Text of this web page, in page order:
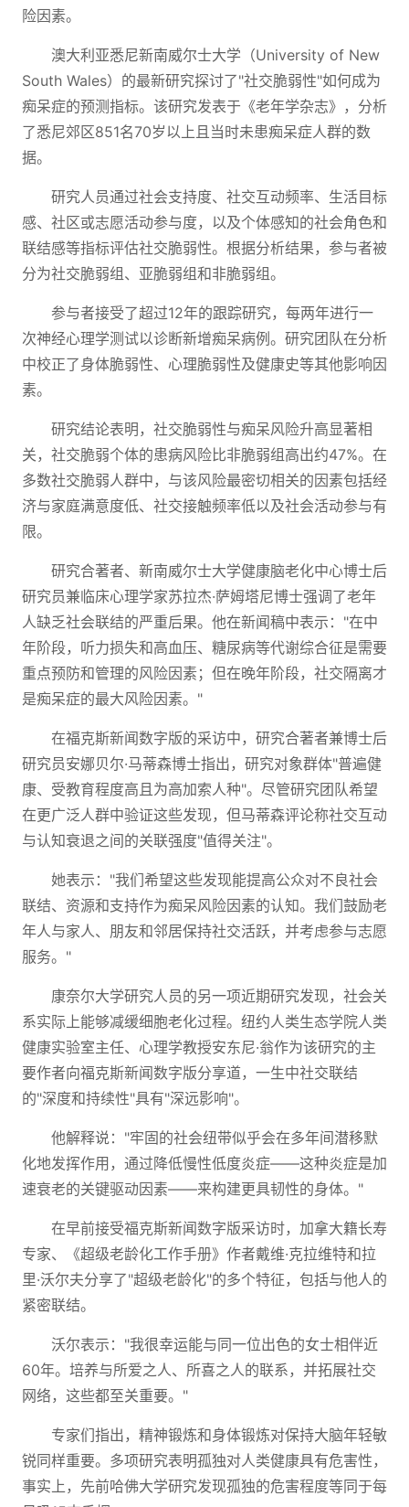
险因素。
澳大利亚悉尼新南威尔士大学（University of New
South Wales）的最新研究探讨了"社交脆弱性"如何成为
痴呆症的预测指标。该研究发表于《老年学杂志》，分析
了悉尼郊区851名70岁以上且当时未患痴呆症人群的数
据。
研究人员通过社会支持度、社交互动频率、生活目标
感、社区或志愿活动参与度，以及个体感知的社会角色和
联结感等指标评估社交脆弱性。根据分析结果，参与者被
分为社交脆弱组、亚脆弱组和非脆弱组。
参与者接受了超过12年的跟踪研究，每两年进行一
次神经心理学测试以诊断新增痴呆病例。研究团队在分析
中校正了身体脆弱性、心理脆弱性及健康史等其他影响因
素。
研究结论表明，社交脆弱性与痴呆风险升高显著相
关，社交脆弱个体的患病风险比非脆弱组高出约47%。在
多数社交脆弱人群中，与该风险最密切相关的因素包括经
济与家庭满意度低、社交接触频率低以及社会活动参与有
限。
研究合著者、新南威尔士大学健康脑老化中心博士后
研究员兼临床心理学家苏拉杰·萨姆塔尼博士强调了老年
人缺乏社会联结的严重后果。他在新闻稿中表示："在中
年阶段，听力损失和高血压、糖尿病等代谢综合征是需要
重点预防和管理的风险因素；但在晚年阶段，社交隔离才
是痴呆症的最大风险因素。"
在福克斯新闻数字版的采访中，研究合著者兼博士后
研究员安娜贝尔·马蒂森博士指出，研究对象群体"普遍健
康、受教育程度高且为高加索人种"。尽管研究团队希望
在更广泛人群中验证这些发现，但马蒂森评论称社交互动
与认知衰退之间的关联强度"值得关注"。
她表示："我们希望这些发现能提高公众对不良社会
联结、资源和支持作为痴呆风险因素的认知。我们鼓励老
年人与家人、朋友和邻居保持社交活跃，并考虑参与志愿
服务。"
康奈尔大学研究人员的另一项近期研究发现，社会关
系实际上能够减缓细胞老化过程。纽约人类生态学院人类
健康实验室主任、心理学教授安东尼·翁作为该研究的主
要作者向福克斯新闻数字版分享道，一生中社交联结
的"深度和持续性"具有"深远影响"。
他解释说："牢固的社会纽带似乎会在多年间潜移默
化地发挥作用，通过降低慢性低度炎症——这种炎症是加
速衰老的关键驱动因素——来构建更具韧性的身体。"
在早前接受福克斯新闻数字版采访时，加拿大籍长寿
专家、《超级老龄化工作手册》作者戴维·克拉维特和拉
里·沃尔夫分享了"超级老龄化"的多个特征，包括与他人的
紧密联结。
沃尔表示："我很幸运能与同一位出色的女士相伴近
60年。培养与所爱之人、所喜之人的联系，并拓展社交
网络，这些都至关重要。"
专家们指出，精神锻炼和身体锻炼对保持大脑年轻敏
锐同样重要。多项研究表明孤独对人类健康具有危害性，
事实上，先前哈佛大学研究发现孤独的危害程度等同于每